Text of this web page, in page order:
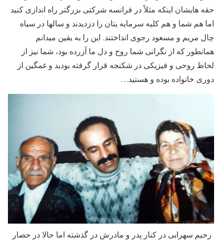
حقه هایشان اینکه مثلاً در فرانسه شرکتی بزرگتر راه اندازی کنید
اما هم شما و هم کلیه سرمایه یتان را دزدیدند و سالها در سیاه
چال مریم و مسعود رجوی انداختند. این را به یقین میدانم
همانطور که از نگرانی شما روح و دل ما آزرده بود، شما نیز از
لحاظ روحی و فیزیکی در شکنجه قرار گرفته بودید و غمگین از
دوری خانواده بوده و هستید…
رحیم سهرابی در کنار پدر و مادرش در گذشته اما حالا در حصار